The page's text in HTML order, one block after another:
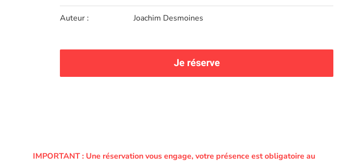
Auteur : Joachim Desmoines
Je réserve
IMPORTANT : Une réservation vous engage, votre présence est obligatoire au